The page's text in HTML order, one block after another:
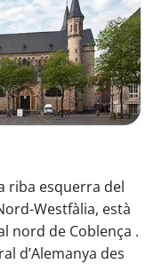
riba esquerra del
Westfàlia, està
nord de Coblença .
d’Alemanya des